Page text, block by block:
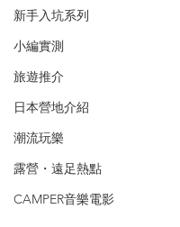
新手入坑系列
小編實測
旅遊推介
日本營地介紹
潮流玩樂
露營・遠足熱點
CAMPER音樂電影